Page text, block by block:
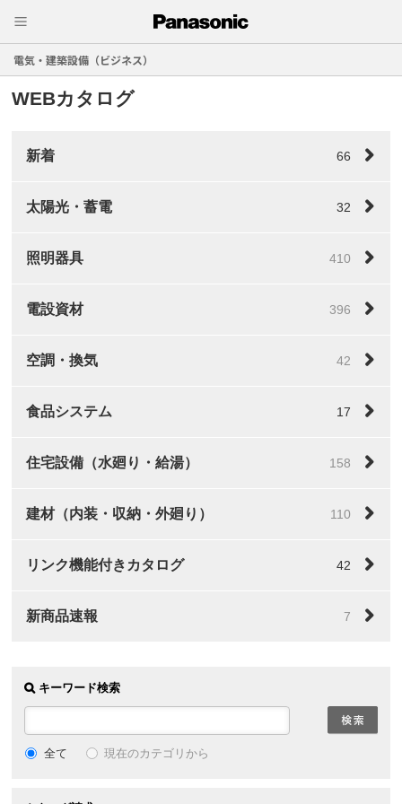
電気・建築設備（ビジネス）
WEBカタログ
新着 66
太陽光・蓄電 32
照明器具 410
電設資材 396
空調・換気 42
食品システム 17
住宅設備（水廻り・給湯） 158
建材（内装・収納・外廻り） 110
リンク機能付きカタログ 42
新商品速報 7
キーワード検索
全て 現在のカテゴリから